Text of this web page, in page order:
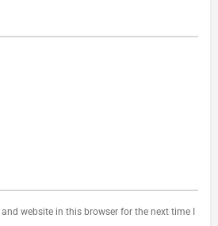
website in this browser for the next time I